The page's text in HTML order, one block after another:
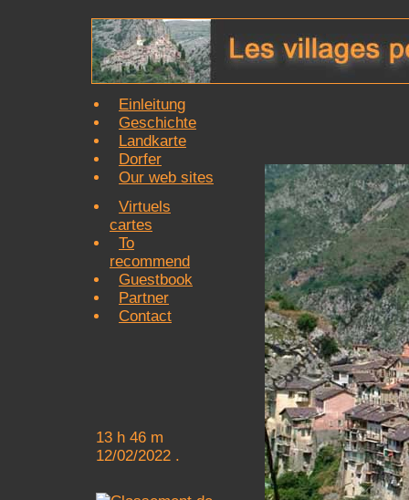
Einleitung
Geschichte
Landkarte
Dorfer
Our web sites
Virtuels
cartes
To
recommend
Guestbook
Partner
Contact
13 h 46 m
12/02/2022 .